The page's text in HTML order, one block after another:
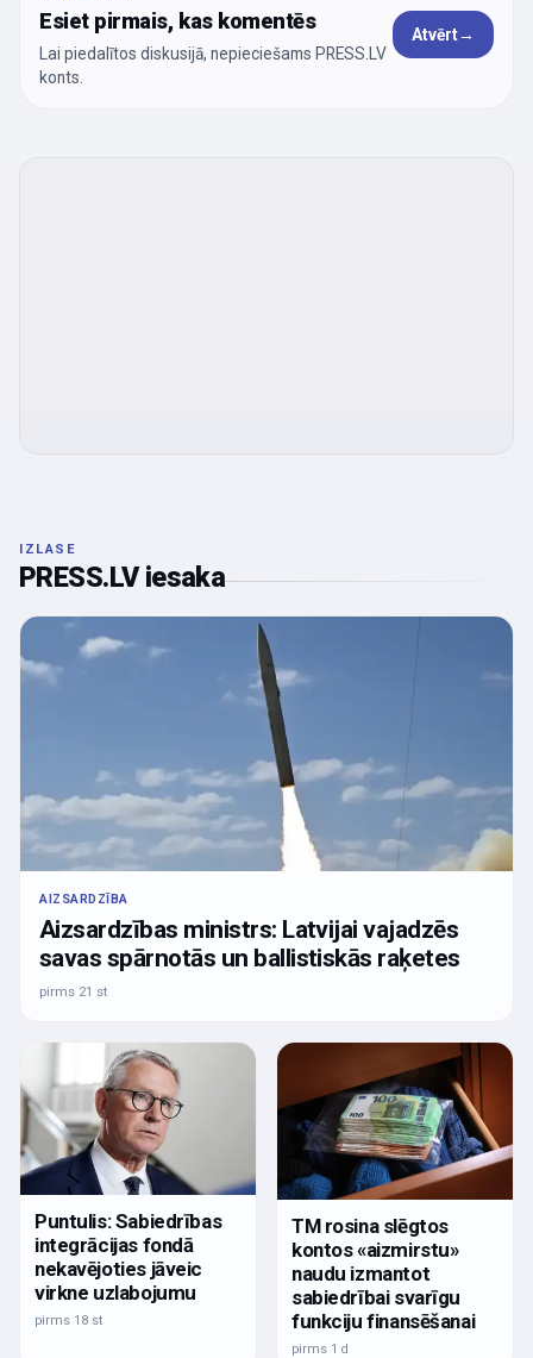
Esiet pirmais, kas komentēs
Lai piedalītos diskusijā, nepieciešams PRESS.LV
konts.
Atvērt→
IZLASE
PRESS.LV iesaka
AIZSARDZĪBA
Aizsardzības ministrs: Latvijai vajadzēs
savas spārnotās un ballistiskās raķetes
pirms 21 st
Puntulis: Sabiedrības
integrācijas fondā
nekavējoties jāveic
virkne uzlabojumu
pirms 18 st
TM rosina slēgtos
kontos «aizmirstu»
naudu izmantot
sabiedrībai svarīgu
funkciju finansēšanai
pirms 1 d